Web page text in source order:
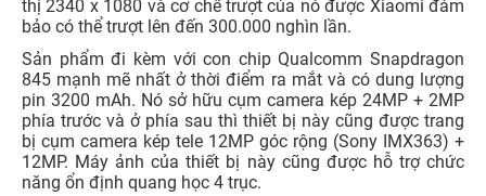
thị 2340 x 1080 và cơ chế trượt của nó được Xiaomi đảm
bảo có thể trượt lên đến 300.000 nghìn lần.
Sản phẩm đi kèm với con chip Qualcomm Snapdragon
845 mạnh mẽ nhất ở thời điểm ra mắt và có dung lượng
pin 3200 mAh. Nó sở hữu cụm camera kép 24MP + 2MP
phía trước và ở phía sau thì thiết bị này cũng được trang
bị cụm camera kép tele 12MP góc rộng (Sony IMX363) +
12MP. Máy ảnh của thiết bị này cũng được hỗ trợ chức
năng ổn định quang học 4 trục.